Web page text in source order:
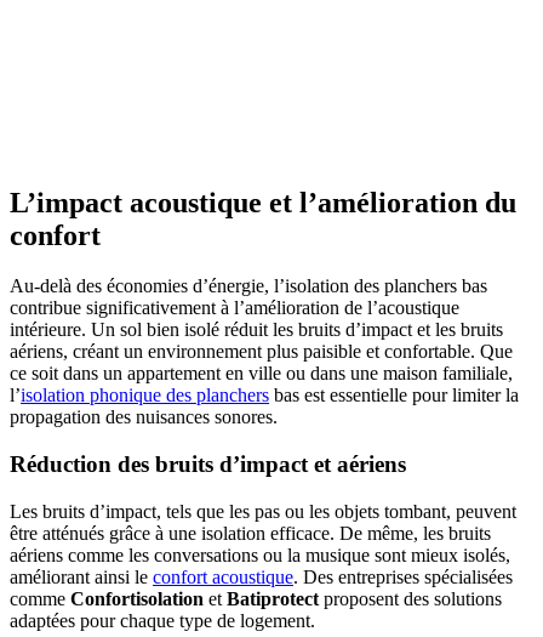
L’impact acoustique et l’amélioration du
confort
Au-delà des économies d’énergie, l’isolation des planchers bas
contribue significativement à l’amélioration de l’acoustique
intérieure. Un sol bien isolé réduit les bruits d’impact et les bruits
aériens, créant un environnement plus paisible et confortable. Que
ce soit dans un appartement en ville ou dans une maison familiale,
l’isolation phonique des planchers bas est essentielle pour limiter la
propagation des nuisances sonores.
Réduction des bruits d’impact et aériens
Les bruits d’impact, tels que les pas ou les objets tombant, peuvent
être atténués grâce à une isolation efficace. De même, les bruits
aériens comme les conversations ou la musique sont mieux isolés,
améliorant ainsi le confort acoustique. Des entreprises spécialisées
comme Confortisolation et Batiprotect proposent des solutions
adaptées pour chaque type de logement.